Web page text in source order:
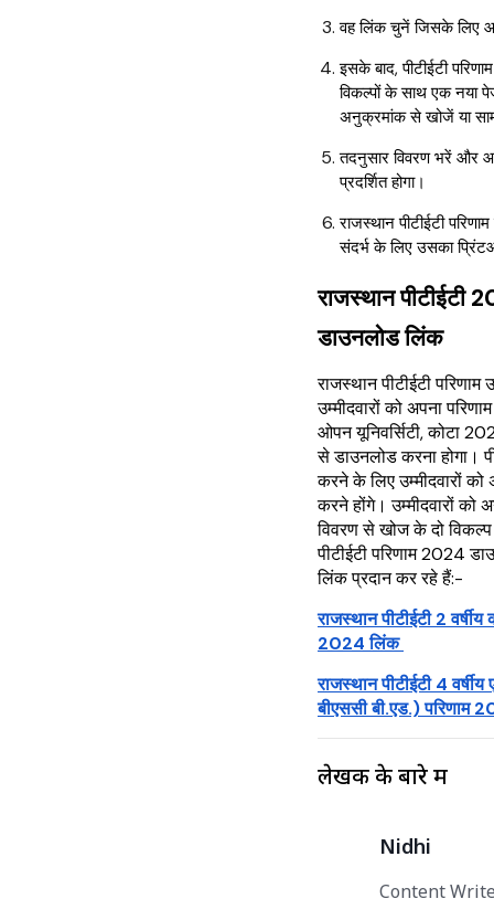
वह लिंक चुनें जिसके लिए
इसके बाद, पीटीईटी
विकल्पों के साथ एक नया
अनुक्रमांक से खोजें या
तदनुसार विवरण भरें और
प्रदर्शित होगा।
राजस्थान पीटीईटी
संदर्भ के लिए उसका
राजस्थान पीटीईटी
डाउनलोड लिंक
राजस्थान पीटीईटी
उम्मीदवारों को अपना परिणाम
ओपन यूनिवर्सिटी, कोटा
से डाउनलोड करना होगा।
करने के लिए उम्मीदवारों
करने होंगे। उम्मीदवारों को
विवरण से खोज के दो
पीटीईटी परिणाम 2024
लिंक प्रदान कर रहे हैं:-
राजस्थान पीटीईटी 2
2024 लिंक
राजस्थान पीटीईटी 4
बीएससी बी.एड.) परिणाम
लेखक के बारे में
Nidhi
Content